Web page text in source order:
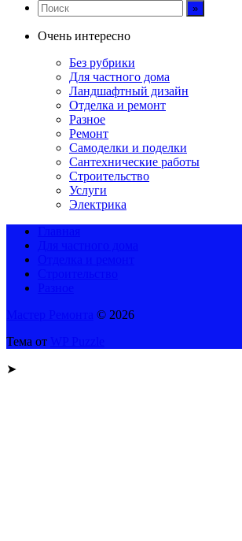
Очень интересно
Без рубрики
Для частного дома
Ландшафтный дизайн
Отделка и ремонт
Разное
Ремонт
Самоделки и поделки
Сантехнические работы
Строительство
Услуги
Электрика
© 2026
Тема от
➤